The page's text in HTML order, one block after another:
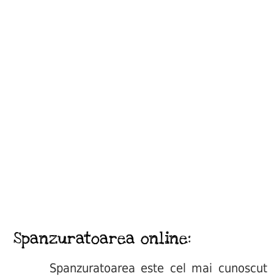
Spanzuratoarea online:
Spanzuratoarea este cel mai cunoscut